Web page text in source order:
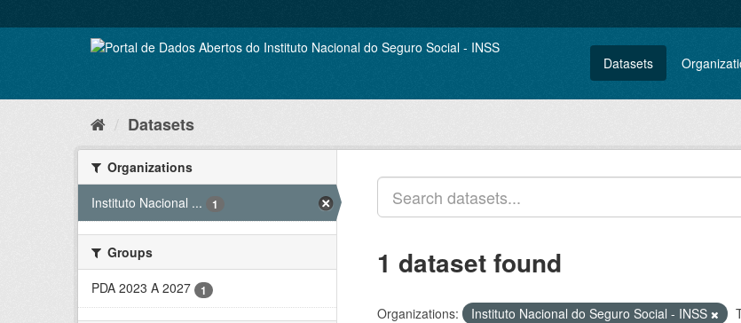
to
Datasets
Datasets
Organizations
Instituto Nacional ...
1
Groups
PDA 2023 A 2027
1
1 dataset found
Organizations: Instituto Nacional do Seguro Social - INSS